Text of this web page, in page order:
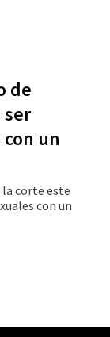
de
ser
un
la corte este
con un